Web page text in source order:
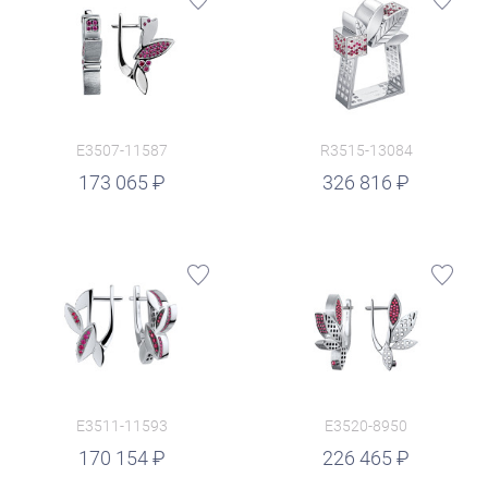
E3507-11587
173 065
R3515-13084
326 816
руб.
E3511-11593
170 154
E3520-8950
226 465
руб.